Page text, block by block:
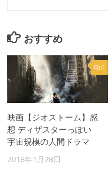
おすすめ
0
映画【ジオストーム】感
想 ディザスターっぽい
宇宙規模の人間ドラマ
2018年1月28日